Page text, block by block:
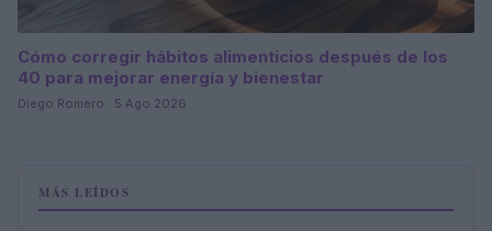
Cómo corregir hábitos alimenticios después de los
40 para mejorar energía y bienestar
Diego Romero · 5 Ago 2026
MÁS LEÍDOS